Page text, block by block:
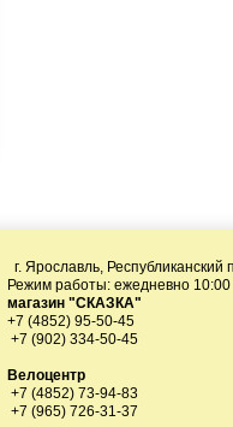
г. Ярославль, Республиканский
Режим работы: ежедневно 10:00
магазин "СКАЗКА"
+7 (4852) 95-50-45
+7 (902) 334-50-45
Велоцентр
+7 (4852) 73-94-83
+7 (965) 726-31-37